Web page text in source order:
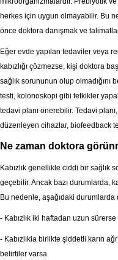
herkes için uygun olmayabilir. Bu
önce doktora danışmak ve
Eğer evde yapılan tedaviler veya
kabızlığı çözmezse, kişi doktora
sağlık sorununun olup olmadığını
testi, kolonoskopi gibi tetkikler
tedavi planı önerebilir. Tedavi
düzenleyen cihazlar, biofeedback
Ne zaman doktora
Kabızlık genellikle ciddi bir sağlık
geçebilir. Ancak bazı durumlarda,
Bu nedenle, aşağıdaki
- Kabızlık iki haftadan uzun sürerse
- Kabızlıkla birlikte şiddetli karın
belirtiler varsa